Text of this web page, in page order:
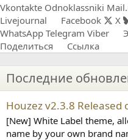
Vkontakte Odnoklassniki
Livejournal
Facebook X
WhatsApp Telegram Viber
Поделиться
Ссылка
Последние
Houzez v2.3.8 Released
[New] White Label theme,
name by your own brand